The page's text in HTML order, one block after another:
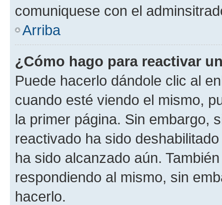
comuniquese con el
Arriba
¿Cómo hago para reactivar
Puede hacerlo dándole clic al
cuando esté viendo el mismo,
la primer página. Sin embargo,
reactivado ha sido
ha sido alcanzado aún.
respondiendo al mismo, sin
hacerlo.